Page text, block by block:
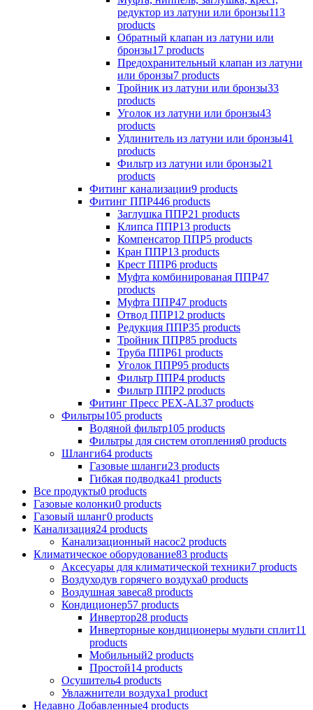
редуктор из латуни или бронзы113
products
Обратный клапан из латуни или
бронзы17 products
Предохранительный клапан из латуни
или бронзы7 products
Тройник из латуни или бронзы33
products
Уголок из латуни или бронзы43
products
Удлинитель из латуни или бронзы41
products
Фильтр из латуни или бронзы21
products
Фитинг канализации9 products
Фитинг ППР446 products
Заглушка ППР21 products
Клипса ППР13 products
Компенсатор ППР5 products
Кран ППР13 products
Крест ППР6 products
Муфта комбинированая ППР47
products
Муфта ППР47 products
Отвод ППР12 products
Редукция ППР35 products
Тройник ППР85 products
Труба ППР61 products
Уголок ППР95 products
Фильтр ППР4 products
Фильтр ППР2 products
Фитинг Пресс PEX-AL37 products
Фильтры105 products
Водяной фильтр105 products
Фильтры для систем отопления0 products
Шланги64 products
Газовые шланги23 products
Гибкая подводка41 products
Все продукты0 products
Газовые колонки0 products
Газовый шланг0 products
Канализация24 products
Канализационный насос2 products
Климатическое оборудование83 products
Аксесуары для климатической техники7 products
Воздуходув горячего воздуха0 products
Воздушная завеса8 products
Кондиционер57 products
Инвертор28 products
Инверторные кондиционеры мульти сплит11
products
Мобильный2 products
Простой14 products
Осушитель4 products
Увлажнители воздуха1 product
Недавно Добавленные4 products